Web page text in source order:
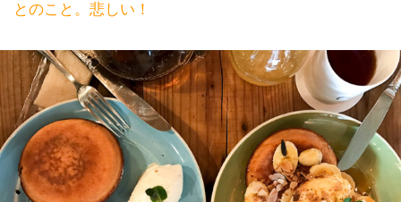
とのこと。悲しい！